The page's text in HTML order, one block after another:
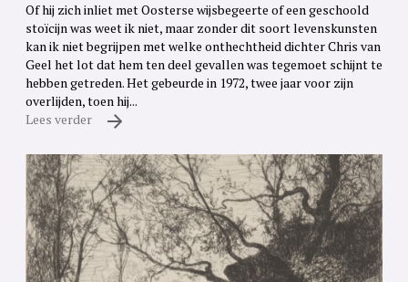
Of hij zich inliet met Oosterse wijsbegeerte of een geschoold
stoïcijn was weet ik niet, maar zonder dit soort levenskunsten
kan ik niet begrijpen met welke onthechtheid dichter Chris van
Geel het lot dat hem ten deel gevallen was tegemoet schijnt te
hebben getreden. Het gebeurde in 1972, twee jaar voor zijn
overlijden, toen hij...
Lees verder